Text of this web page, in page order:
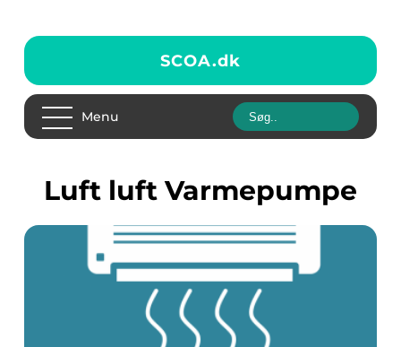
SCOA.dk
Menu
luft luft Varmepumpe